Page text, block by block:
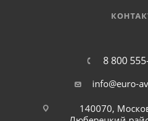
8 800
info@euro-
140070,